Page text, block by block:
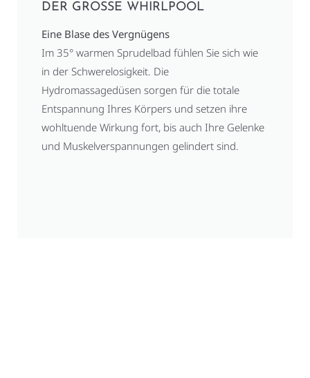
DER GROSSE WHIRLPOOL
Eine Blase des Vergnügens
Im 35° warmen Sprudelbad fühlen Sie sich wie
in der Schwerelosigkeit. Die
Hydromassagedüsen sorgen für die totale
Entspannung Ihres Körpers und setzen ihre
wohltuende Wirkung fort, bis auch Ihre Gelenke
und Muskelverspannungen gelindert sind.